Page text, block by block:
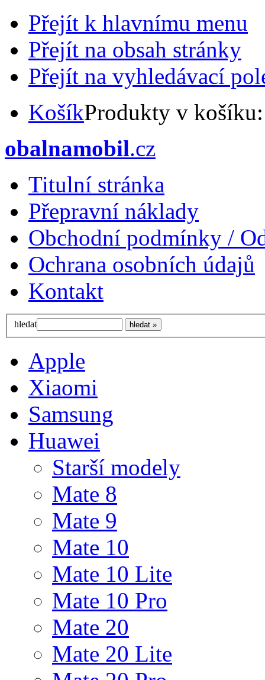
Přejít k hlavnímu menu
Přejít na obsah stránky
Přejít na vyhledávací
KošíkProdukty v
obalnamobil.cz
Titulní stránka
Přepravní náklady
Obchodní podmínky /
Ochrana osobních údajů
Kontakt
hledat
Apple
Xiaomi
Samsung
Huawei
Starší modely
Mate 8
Mate 9
Mate 10
Mate 10 Lite
Mate 10 Pro
Mate 20
Mate 20 Lite